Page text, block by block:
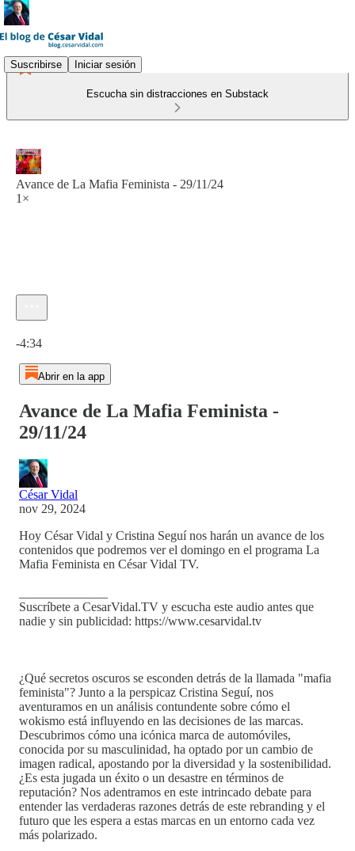
Suscribirse Iniciar sesión
Escucha sin distracciones en Substack
Avance de La Mafia Feminista - 29/11/24
1×
-4:34
Abrir en la app
Avance de La Mafia Feminista -
29/11/24
César Vidal
nov 29, 2024
Hoy César Vidal y Cristina Seguí nos harán un avance de los
contenidos que podremos ver el domingo en el programa La
Mafia Feminista en César Vidal TV.
Suscríbete a CesarVidal.TV y escucha este audio antes que
nadie y sin publicidad: https://www.cesarvidal.tv
¿Qué secretos oscuros se esconden detrás de la llamada "mafia
feminista"? Junto a la perspicaz Cristina Seguí, nos
aventuramos en un análisis contundente sobre cómo el
wokismo está influyendo en las decisiones de las marcas.
Descubrimos cómo una icónica marca de automóviles,
conocida por su masculinidad, ha optado por un cambio de
imagen radical, apostando por la diversidad y la sostenibilidad.
¿Es esta jugada un éxito o un desastre en términos de
reputación? Nos adentramos en este intrincado debate para
entender las verdaderas razones detrás de este rebranding y el
futuro que les espera a estas marcas en un entorno cada vez
más polarizado.